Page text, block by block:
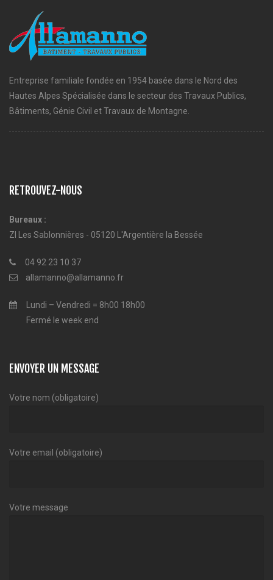
Entreprise familiale fondée en 1954 basée dans le Nord des
Hautes Alpes Spécialisée dans le secteur des Travaux Publics,
Bâtiments, Génie Civil et Travaux de Montagne.
RETROUVEZ-NOUS
Bureaux :
ZI Les Sablonnières - 05120 L'Argentière la Bessée
04 92 23 10 37
allamanno@allamanno.fr
Lundi – Vendredi = 8h00 18h00
Fermé le week end
ENVOYER UN MESSAGE
Votre nom (obligatoire)
Votre email (obligatoire)
Votre message